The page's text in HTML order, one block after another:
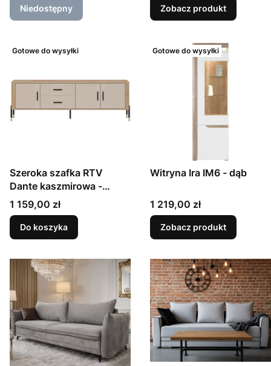
Niedostępny Zobacz produkt
Gotowe do wysyłki
Szeroka szafka RTV
Dante kaszmirowa -
185,5cm
Cena
1 159,00 zł
Do koszyka
Gotowe do wysyłki
Witryna Ira IM6 - dąb
Cena
1 219,00 zł
Zobacz produkt